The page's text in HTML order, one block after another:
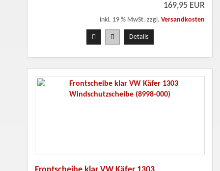
169,95 EUR
inkl. 19 % MwSt. zzgl. Versandkosten
Details